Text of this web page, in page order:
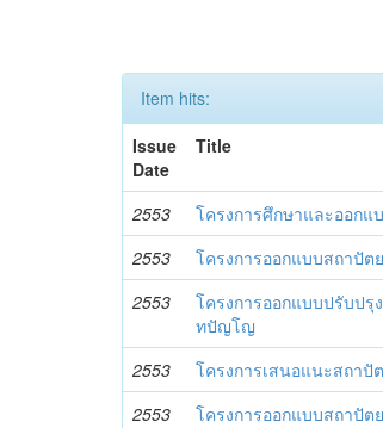
Item hits:
Issue
Date
Title
2553 โครงการศึกษาและออก
2553
โครงการออกแบบสถาปั
2553
โครงการออกแบบปรับป
ทปัญโญ
2553 โครงการเสนอแนะสถา
2553
โครงการออกแบบสถาปั